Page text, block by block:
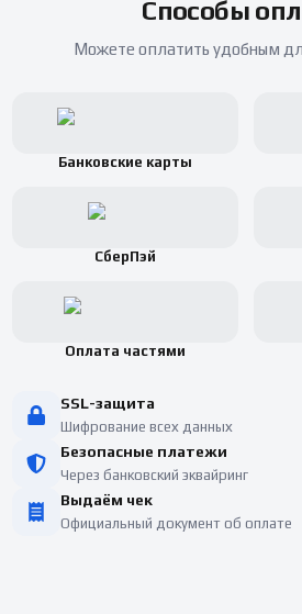
Способы
Можете оплатить удобным
Банковские карты
СберПэй
Оплата частями
SSL-защита
Шифрование всех данных
Безопасные платежи
Через банковский эквайринг
Выдаём чек
Официальный документ об оплате